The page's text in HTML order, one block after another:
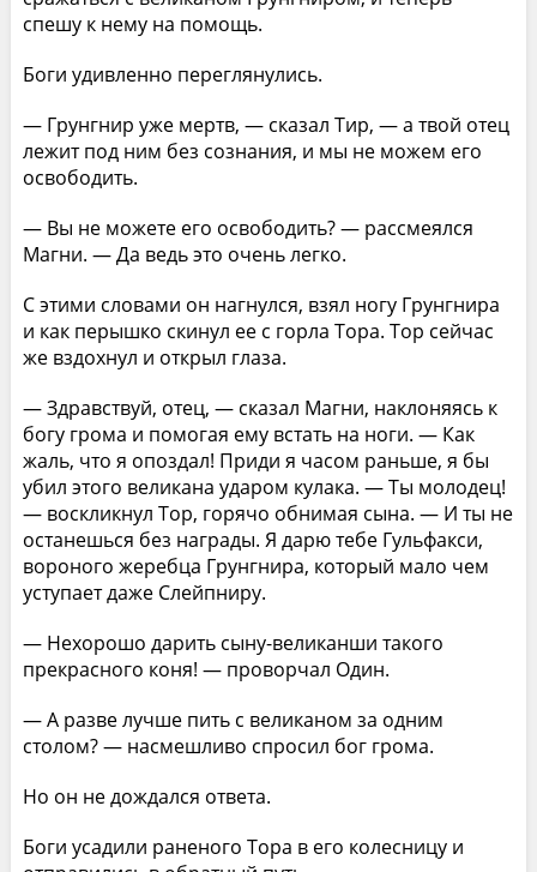
спешу к нему на помощь.
Боги удивленно переглянулись.
— Грунгнир уже мертв, — сказал Тир, — а твой отец
лежит под ним без сознания, и мы не можем его
освободить.
— Вы не можете его освободить? — рассмеялся
Магни. — Да ведь это очень легко.
С этими словами он нагнулся, взял ногу Грунгнира
и как перышко скинул ее с горла Тора. Тор сейчас
же вздохнул и открыл глаза.
— Здравствуй, отец, — сказал Магни, наклоняясь к
богу грома и помогая ему встать на ноги. — Как
жаль, что я опоздал! Приди я часом раньше, я бы
убил этого великана ударом кулака. — Ты молодец!
— воскликнул Тор, горячо обнимая сына. — И ты не
останешься без награды. Я дарю тебе Гульфакси,
вороного жеребца Грунгнира, который мало чем
уступает даже Слейпниру.
— Нехорошо дарить сыну-великанши такого
прекрасного коня! — проворчал Один.
— А разве лучше пить с великаном за одним
столом? — насмешливо спросил бог грома.
Но он не дождался ответа.
Боги усадили раненого Тора в его колесницу и